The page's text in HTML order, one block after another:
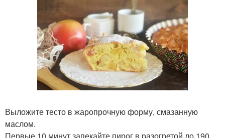
Выложите тесто в жаропрочную форму, смазанную
маслом.
Первые 10 минут запекайте пирог в разогретой до 190